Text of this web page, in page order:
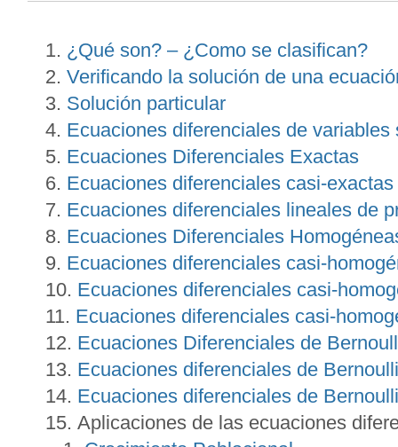
¿Qué son? – ¿Como se clasifican?
Verificando la solución de una
Solución particular
Ecuaciones diferenciales de variables
Ecuaciones Diferenciales Exactas
Ecuaciones diferenciales casi-
Ecuaciones diferenciales lineales de
Ecuaciones Diferenciales
Ecuaciones diferenciales casi-
Ecuaciones diferenciales casi-
Ecuaciones diferenciales casi-
Ecuaciones Diferenciales de
Ecuaciones diferenciales de
Ecuaciones diferenciales de
Aplicaciones de las ecuaciones